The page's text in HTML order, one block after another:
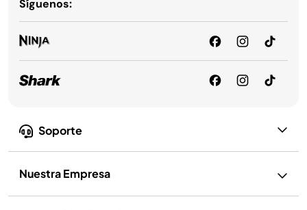
Soporte
Nuestra Empresa
Síguenos: